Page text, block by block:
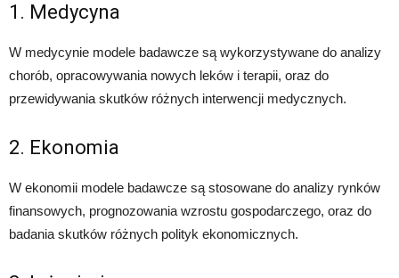
1. Medycyna
W medycynie modele badawcze są wykorzystywane do analizy
chorób, opracowywania nowych leków i terapii, oraz do
przewidywania skutków różnych interwencji medycznych.
2. Ekonomia
W ekonomii modele badawcze są stosowane do analizy rynków
finansowych, prognozowania wzrostu gospodarczego, oraz do
badania skutków różnych polityk ekonomicznych.